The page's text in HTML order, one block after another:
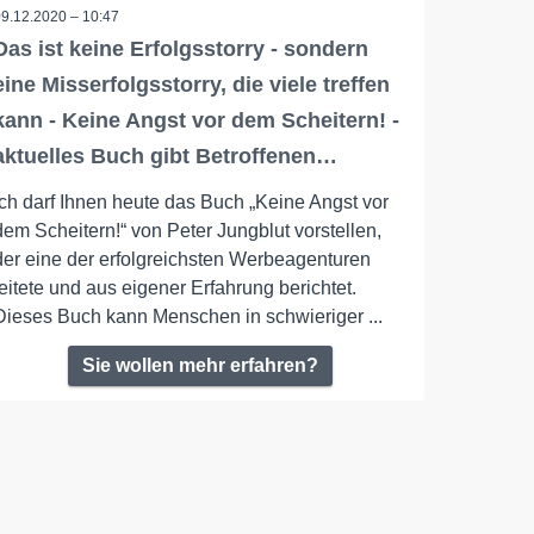
– 10:47
ist keine Erfolgsstorry - sondern
Misserfolgsstorry, die viele treffen
- Keine Angst vor dem Scheitern! -
Buch gibt Betroffenen…
darf Ihnen heute das Buch „Keine Angst vor
Scheitern!“ von Peter Jungblut vorstellen,
eine der erfolgreichsten Werbeagenturen
und aus eigener Erfahrung berichtet.
Buch kann Menschen in schwieriger ...
Sie wollen mehr erfahren?